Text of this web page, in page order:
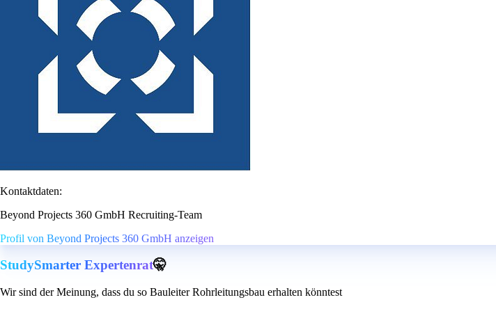
Kontaktdaten:
Beyond Projects 360 GmbH Recruiting-Team
Profil von Beyond Projects 360 GmbH anzeigen
StudySmarter Expertenrat🤫
Wir sind der Meinung, dass du so Bauleiter Rohrleitungsbau erhalten könntest